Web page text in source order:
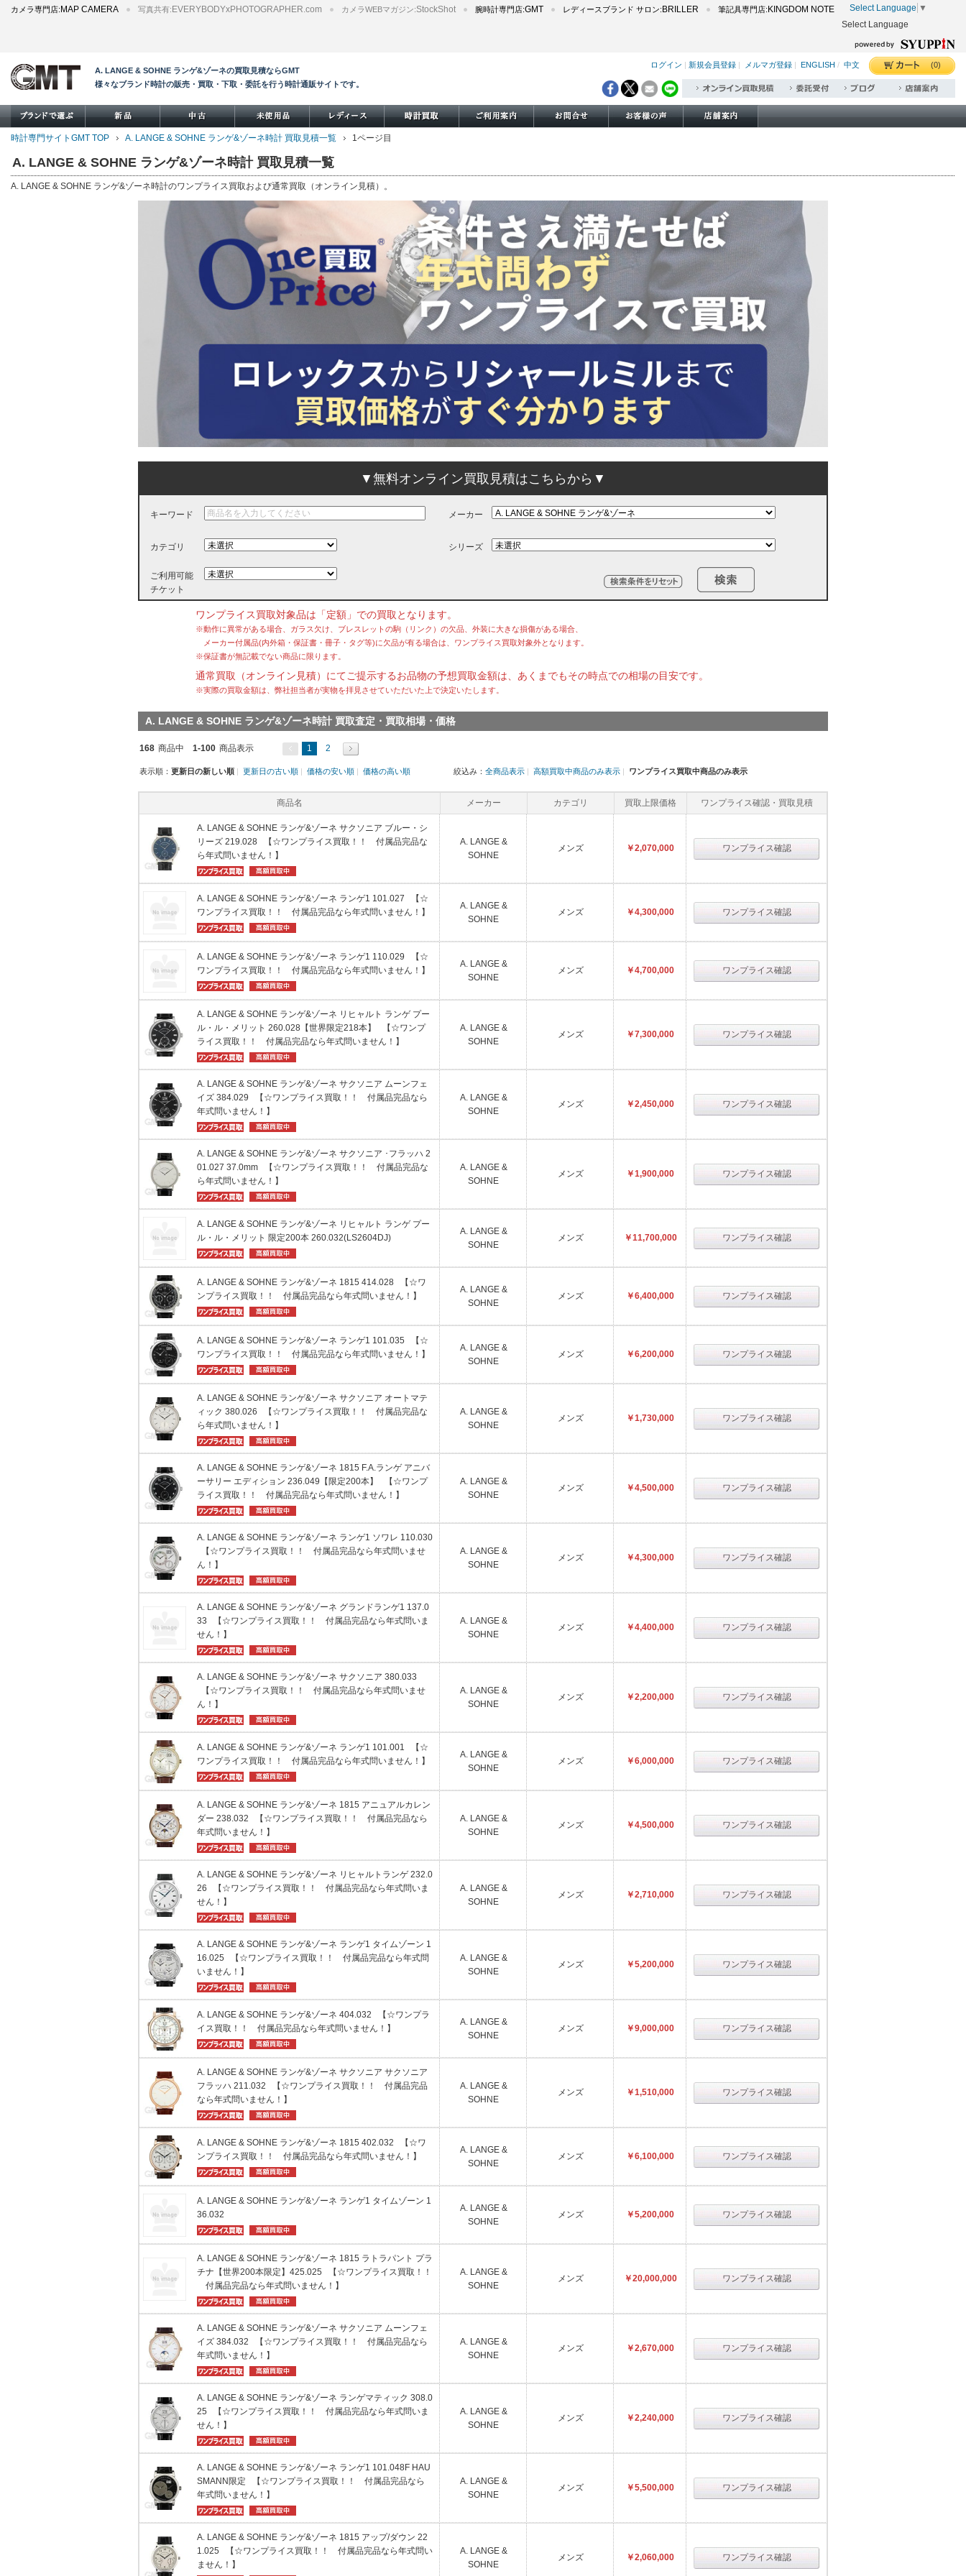
カメラ専門店: MAP CAMERA 写真共有: EVERYBODYxPHOTOGRAPHER.com カメラWEBマガジン:StockShot 腕時計専門店:GMT レディースブランド サロン: BRILLER 筆記具専門店: KINGDOM NOTE Select Language ▼
Select Language
A. LANGE & SOHNE ランゲ&ゾーネの買取見積ならGMT
様々なブランド時計の販売・買取・下取・委託を行う時計通販サイトです。
ログイン 新規会員登録 メルマガ登録 ENGLISH / 中文 (0)
時計専門サイトGMT TOP A. LANGE & SOHNE ランゲ&ゾーネ時計 買取見積一覧 1ページ目
A. LANGE & SOHNE ランゲ&ゾーネ時計 買取見積一覧
A. LANGE & SOHNE ランゲ&ゾーネ時計のワンプライス買取および通常買取（オンライン見積）。
▼無料オンライン買取見積はこちらから▼
キーワード メーカー
シリーズ
カテゴリ
ご利用可能
チケット
ワンプライス買取対象品は「定額」での買取となります。
※動作に異常がある場合、ガラス欠け、ブレスレットの駒（リンク）の欠品、外装に大きな損傷がある場合、
メーカー付属品(内外箱・保証書・冊子・タグ等)に欠品が有る場合は、ワンプライス買取対象外となります。
※保証書が無記載でない商品に限ります。
通常買取（オンライン見積）にてご提示するお品物の予想買取金額は、あくまでもその時点での相場の目安です。
※実際の買取金額は、弊社担当者が実物を拝見させていただいた上で決定いたします。
A. LANGE & SOHNE ランゲ&ゾーネ時計 買取査定・買取相場・価格
168 商品中 1-100 商品表示 1 2
表示順： 更新日の新しい順 更新日の古い順 価格の安い順 価格の高い順 絞込み： 全商品表示 高額買取中商品のみ表示 ワンプライス買取中商品のみ表示
商品名 メーカー カテゴリ 買取上限価格 ワンプライス確認・買取見積
A. LANGE & SOHNE ランゲ&ゾーネ サクソニア ブルー・シ
リーズ 219.028 【☆ワンプライス買取！！ 付属品完品な
ら年式問いません！】
A. LANGE &
SOHNE
メンズ ￥2,070,000 ワンプライス確認
A. LANGE & SOHNE ランゲ&ゾーネ ランゲ1 101.027 【☆
ワンプライス買取！！ 付属品完品なら年式問いません！】
A. LANGE &
SOHNE
メンズ ￥4,300,000 ワンプライス確認
A. LANGE & SOHNE ランゲ&ゾーネ ランゲ1 110.029 【☆
ワンプライス買取！！ 付属品完品なら年式問いません！】
A. LANGE &
SOHNE
メンズ ￥4,700,000 ワンプライス確認
A. LANGE & SOHNE ランゲ&ゾーネ リヒャルト ランゲ プー
ル・ル・メリット 260.028【世界限定218本】 【☆ワンプ
ライス買取！！ 付属品完品なら年式問いません！】
A. LANGE &
SOHNE
メンズ ￥7,300,000 ワンプライス確認
A. LANGE & SOHNE ランゲ&ゾーネ サクソニア ムーンフェ
イズ 384.029 【☆ワンプライス買取！！ 付属品完品なら
年式問いません！】
A. LANGE &
SOHNE
メンズ ￥2,450,000 ワンプライス確認
A. LANGE & SOHNE ランゲ&ゾーネ サクソニア ･フラッハ 2
01.027 37.0mm 【☆ワンプライス買取！！ 付属品完品な
ら年式問いません！】
A. LANGE &
SOHNE
メンズ ￥1,900,000 ワンプライス確認
A. LANGE & SOHNE ランゲ&ゾーネ リヒャルト ランゲ プー
ル・ル・メリット 限定200本 260.032(LS2604DJ)
A. LANGE &
SOHNE
メンズ ￥11,700,000 ワンプライス確認
A. LANGE & SOHNE ランゲ&ゾーネ 1815 414.028 【☆ワ
ンプライス買取！！ 付属品完品なら年式問いません！】
A. LANGE &
SOHNE
メンズ ￥6,400,000 ワンプライス確認
A. LANGE & SOHNE ランゲ&ゾーネ ランゲ1 101.035 【☆
ワンプライス買取！！ 付属品完品なら年式問いません！】
A. LANGE &
SOHNE
メンズ ￥6,200,000 ワンプライス確認
A. LANGE & SOHNE ランゲ&ゾーネ サクソニア オートマテ
ィック 380.026 【☆ワンプライス買取！！ 付属品完品な
ら年式問いません！】
A. LANGE &
SOHNE
メンズ ￥1,730,000 ワンプライス確認
A. LANGE & SOHNE ランゲ&ゾーネ 1815 F.A.ランゲ アニバ
ーサリー エディション 236.049【限定200本】 【☆ワンプ
ライス買取！！ 付属品完品なら年式問いません！】
A. LANGE &
SOHNE
メンズ ￥4,500,000 ワンプライス確認
A. LANGE & SOHNE ランゲ&ゾーネ ランゲ1 ソワレ 110.030
【☆ワンプライス買取！！ 付属品完品なら年式問いませ
ん！】
A. LANGE &
SOHNE
メンズ ￥4,300,000 ワンプライス確認
A. LANGE & SOHNE ランゲ&ゾーネ グランドランゲ1 137.0
33 【☆ワンプライス買取！！ 付属品完品なら年式問いま
せん！】
A. LANGE &
SOHNE
メンズ ￥4,400,000 ワンプライス確認
A. LANGE & SOHNE ランゲ&ゾーネ サクソニア 380.033
【☆ワンプライス買取！！ 付属品完品なら年式問いませ
ん！】
A. LANGE &
SOHNE
メンズ ￥2,200,000 ワンプライス確認
A. LANGE & SOHNE ランゲ&ゾーネ ランゲ1 101.001 【☆
ワンプライス買取！！ 付属品完品なら年式問いません！】
A. LANGE &
SOHNE
メンズ ￥6,000,000 ワンプライス確認
A. LANGE & SOHNE ランゲ&ゾーネ 1815 アニュアルカレン
ダー 238.032 【☆ワンプライス買取！！ 付属品完品なら
年式問いません！】
A. LANGE &
SOHNE
メンズ ￥4,500,000 ワンプライス確認
A. LANGE & SOHNE ランゲ&ゾーネ リヒャルトランゲ 232.0
26 【☆ワンプライス買取！！ 付属品完品なら年式問いま
せん！】
A. LANGE &
SOHNE
メンズ ￥2,710,000 ワンプライス確認
A. LANGE & SOHNE ランゲ&ゾーネ ランゲ1 タイムゾーン 1
16.025 【☆ワンプライス買取！！ 付属品完品なら年式問
いません！】
A. LANGE &
SOHNE
メンズ ￥5,200,000 ワンプライス確認
A. LANGE & SOHNE ランゲ&ゾーネ 404.032 【☆ワンプラ
イス買取！！ 付属品完品なら年式問いません！】
A. LANGE &
SOHNE
メンズ ￥9,000,000 ワンプライス確認
A. LANGE & SOHNE ランゲ&ゾーネ サクソニア サクソニア
フラッハ 211.032 【☆ワンプライス買取！！ 付属品完品
なら年式問いません！】
A. LANGE &
SOHNE
メンズ ￥1,510,000 ワンプライス確認
A. LANGE & SOHNE ランゲ&ゾーネ 1815 402.032 【☆ワ
ンプライス買取！！ 付属品完品なら年式問いません！】
A. LANGE &
SOHNE
メンズ ￥6,100,000 ワンプライス確認
A. LANGE & SOHNE ランゲ&ゾーネ ランゲ1 タイムゾーン 1
36.032
A. LANGE &
SOHNE
メンズ ￥5,200,000 ワンプライス確認
A. LANGE & SOHNE ランゲ&ゾーネ 1815 ラトラパント プラ
チナ【世界200本限定】425.025 【☆ワンプライス買取！！
付属品完品なら年式問いません！】
A. LANGE &
SOHNE
メンズ ￥20,000,000 ワンプライス確認
A. LANGE & SOHNE ランゲ&ゾーネ サクソニア ムーンフェ
イズ 384.032 【☆ワンプライス買取！！ 付属品完品なら
年式問いません！】
A. LANGE &
SOHNE
メンズ ￥2,670,000 ワンプライス確認
A. LANGE & SOHNE ランゲ&ゾーネ ランゲマティック 308.0
25 【☆ワンプライス買取！！ 付属品完品なら年式問いま
せん！】
A. LANGE &
SOHNE
メンズ ￥2,240,000 ワンプライス確認
A. LANGE & SOHNE ランゲ&ゾーネ ランゲ1 101.048F HAU
SMANN限定 【☆ワンプライス買取！！ 付属品完品なら
年式問いません！】
A. LANGE &
SOHNE
メンズ ￥5,500,000 ワンプライス確認
A. LANGE & SOHNE ランゲ&ゾーネ 1815 アップ/ダウン 22
1.025 【☆ワンプライス買取！！ 付属品完品なら年式問い
ません！】
A. LANGE &
SOHNE
メンズ ￥2,060,000 ワンプライス確認